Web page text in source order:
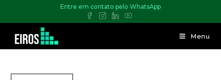
Entre em contato pelo WhatsApp
Menu